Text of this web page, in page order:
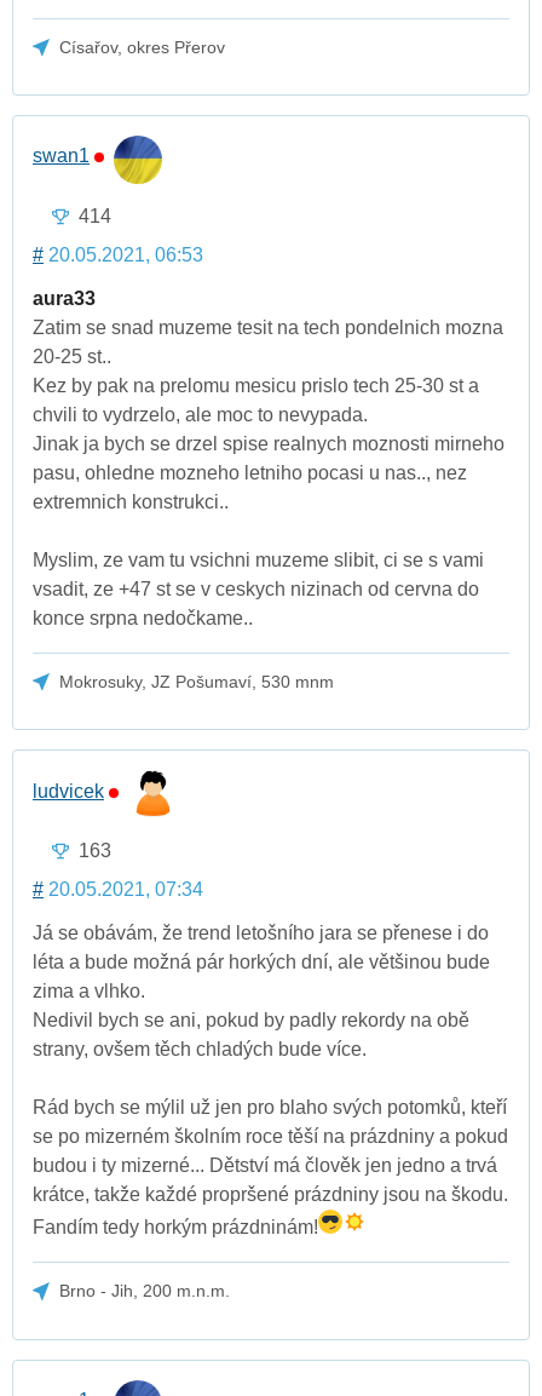
Císařov, okres Přerov
swan1
414
# 20.05.2021, 06:53
aura33
Zatim se snad muzeme tesit na tech pondelnich mozna
20-25 st..
Kez by pak na prelomu mesicu prislo tech 25-30 st a
chvili to vydrzelo, ale moc to nevypada.
Jinak ja bych se drzel spise realnych moznosti mirneho
pasu, ohledne mozneho letniho pocasi u nas.., nez
extremnich konstrukci..
Myslim, ze vam tu vsichni muzeme slibit, ci se s vami
vsadit, ze +47 st se v ceskych nizinach od cervna do
konce srpna nedočkame..
Mokrosuky, JZ Pošumaví, 530 mnm
ludvicek
163
# 20.05.2021, 07:34
Já se obávám, že trend letošního jara se přenese i do
léta a bude možná pár horkých dní, ale většinou bude
zima a vlhko.
Nedivil bych se ani, pokud by padly rekordy na obě
strany, ovšem těch chladých bude více.
Rád bych se mýlil už jen pro blaho svých potomků, kteří
se po mizerném školním roce těší na prázdniny a pokud
budou i ty mizerné... Dětství má člověk jen jedno a trvá
krátce, takže každé propršené prázdniny jsou na škodu.
Fandím tedy horkým prázdninám!
Brno - Jih, 200 m.n.m.